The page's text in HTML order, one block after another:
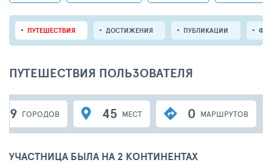
ПУТЕШЕСТВИЯ ДОСТИЖЕНИЯ ПУБЛИКАЦИИ
ПУТЕШЕСТВИЯ ПОЛЬЗОВАТЕЛЯ
19 ГОРОДОВ 45 МЕСТ 0 МАРШРУТОВ
УЧАСТНИЦА БЫЛА НА 2 КОНТИНЕНТАХ